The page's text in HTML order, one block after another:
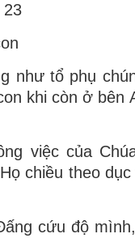
23
như tổ phụ
khi còn ở bên
việc của
chiều theo
cứu độ